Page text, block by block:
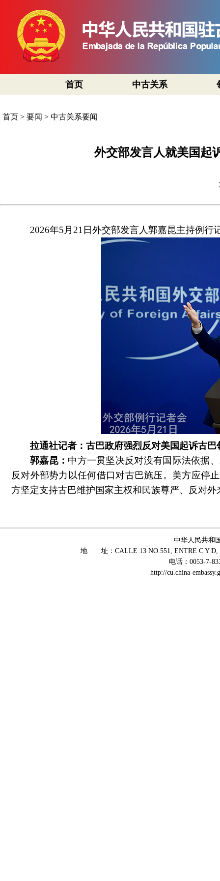
首页 中古关系
首页 > 要闻 > 中古关系要闻
外交部发言人就美国起
2026年5月21日外交部发言人郭嘉昆主持例行
拉通社记者：古巴政府强烈反对美国起诉古
郭嘉昆： 中方一贯坚决反对没有国际法依据
反对外部势力以任何借口对古巴施压。美方应停
方坚定支持古巴维护国家主权和民族尊严、反对外
中华人民共和
地 址：CALLE 13 NO.551, ENTRE C Y D,
电话：0053-7-
http://cu.china-